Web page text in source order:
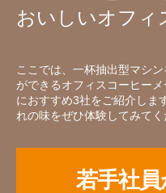
おいしいオフィ
ここでは、一杯抽出型マシ
ができるオフィスコーヒー
におすすめ3社をご紹介しま
れの味をぜひ体験してみてく
若手社